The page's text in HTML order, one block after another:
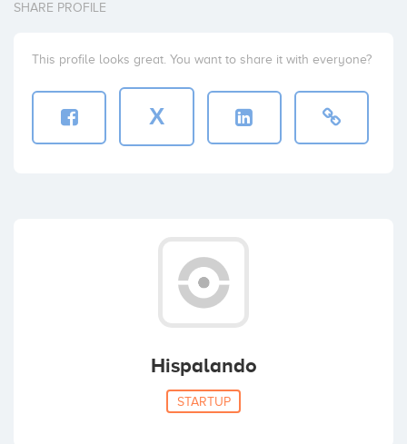
SHARE PROFILE
This profile looks great. You want to share it with everyone?
X
Hispalando
STARTUP